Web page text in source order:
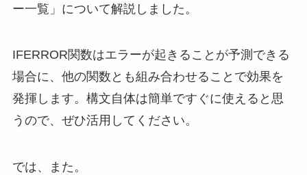
ー一覧」について解説しました。
IFERROR関数はエラーが起きることが予測できる
場合に、他の関数とも組み合わせることで効果を
発揮します。構文自体は簡単ですぐに使えると思
うので、ぜひ活用してください。
では、また。